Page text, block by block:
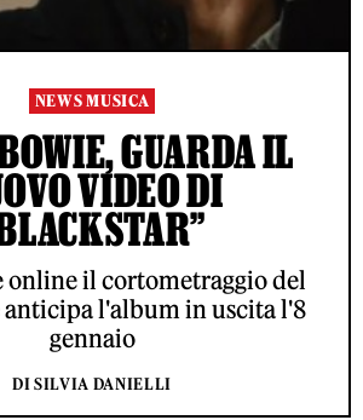
NEWS MUSICA
GUARDA IL
VIDEO DI
online il cortometraggio del
anticipa l'album in uscita l'8
gennaio
DI SILVIA DANIELLI